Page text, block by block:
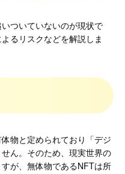
ついていないのが現状で
るリスクなどを解説しま
物と定められており「デジ
ん。そのため、現実世界の
が、無体物であるNFTは所